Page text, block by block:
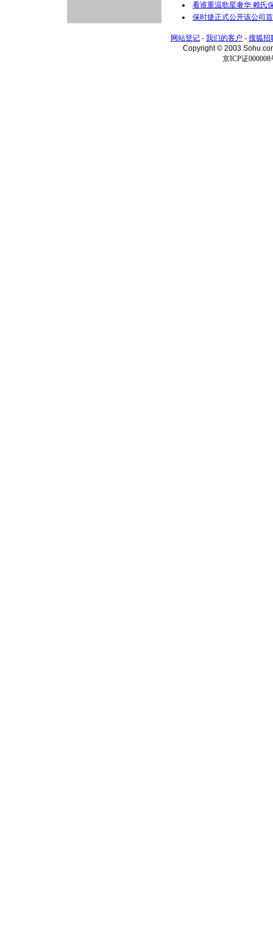
看谁重温歌星奢华 赖氏
保时捷正式公开该公司
网站登记 - 我们的客户 - 搜狐招
Copyright © 2003
京ICP证